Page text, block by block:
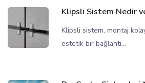
Klipsli Sistem Nedir
Klipsli sistem, montaj
estetik bir bağlantı...